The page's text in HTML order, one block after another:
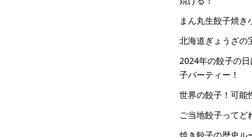
まん丸生餃子焼き
北海道ぎょうざの
2024年の餃子の
子パーティー！
世界の餃子！可能
ご当地餃子ってど